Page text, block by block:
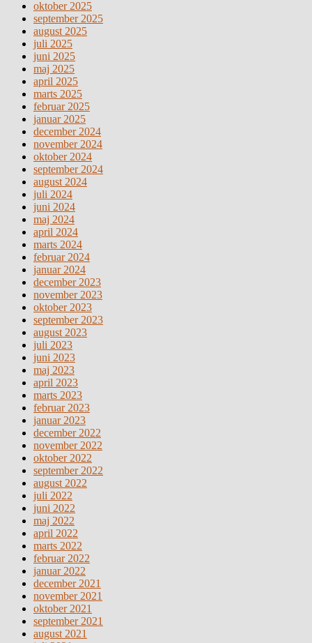
oktober 2025
september 2025
august 2025
juli 2025
juni 2025
maj 2025
april 2025
marts 2025
februar 2025
januar 2025
december 2024
november 2024
oktober 2024
september 2024
august 2024
juli 2024
juni 2024
maj 2024
april 2024
marts 2024
februar 2024
januar 2024
december 2023
november 2023
oktober 2023
september 2023
august 2023
juli 2023
juni 2023
maj 2023
april 2023
marts 2023
februar 2023
januar 2023
december 2022
november 2022
oktober 2022
september 2022
august 2022
juli 2022
juni 2022
maj 2022
april 2022
marts 2022
februar 2022
januar 2022
december 2021
november 2021
oktober 2021
september 2021
august 2021